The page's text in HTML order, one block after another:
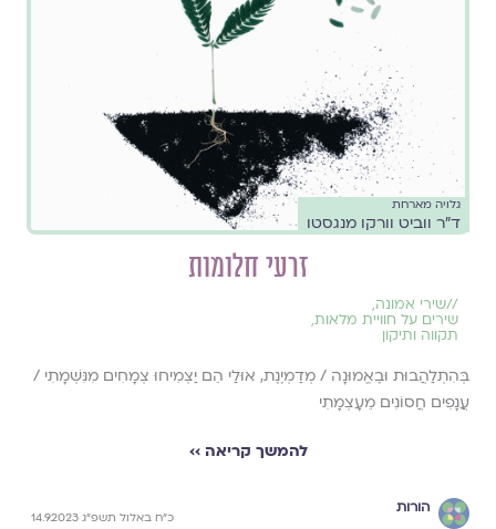
גלויה מארחת
ד"ר ווביט וורקו מנגסטו
זרעי חלומות
//שירי אמונה,
שירים על חוויית מלאות,
תקווה ותיקון
בְּהִתְלַהֲבוּת וּבֶאֱמוּנָה / מְדַמְיֶנֶת, אוּלַי הֵם יַצְמִיחוּ צְמָחִים מִנִּשְׁמָתִי /
עֲנָפִים חֲסוֹנִים מֵעָצְמָתִי
להמשך קריאה ››
הורות
כ״ח באלול תשפ״ג 14.9.2023